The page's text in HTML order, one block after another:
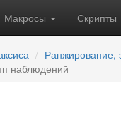
Макросы Скрипты
Ранжирование,
наблюдений